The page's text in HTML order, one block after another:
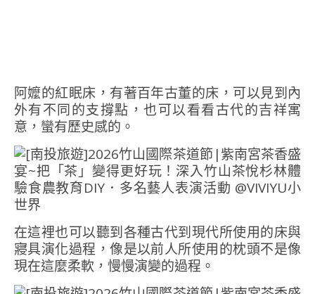
阿嬤的紅眠床，有著百年古董的床，可以見到內
外有不同的支撐點，也可以看看古代的吉祥寓
意，蠻有歷史感的。
在這裡也可以聽到各種古代到現代所使用的床與
寢具演化過程，像是以前人所使用的枕頭不是像
現在這麼柔軟，慢慢演變的過程。